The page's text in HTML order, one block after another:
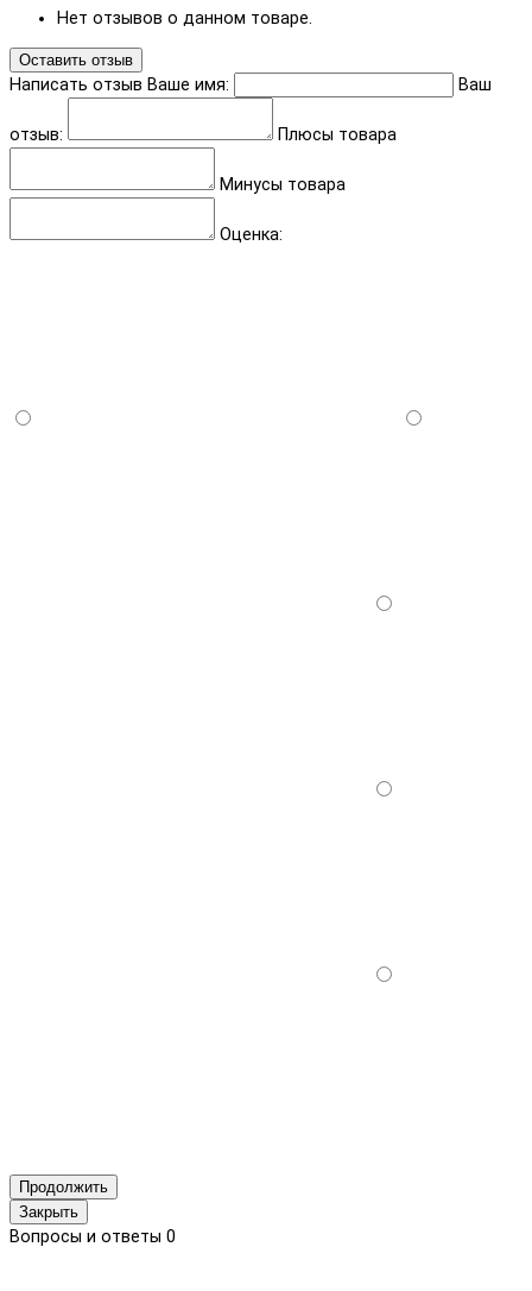
Нет отзывов о данном товаре.
Оставить отзыв
Написать отзыв Ваше имя: Ваш
отзыв: Плюсы товара
Минусы товара
Оценка:
Продолжить
Закрыть
Вопросы и ответы 0